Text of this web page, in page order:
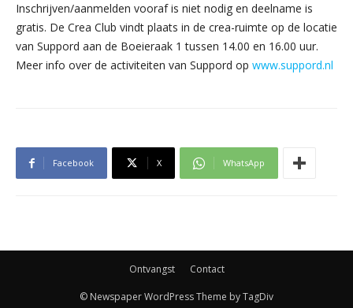
Inschrijven/aanmelden vooraf is niet nodig en deelname is
gratis. De Crea Club vindt plaats in de crea-ruimte op de locatie
van Suppord aan de Boeieraak 1 tussen 14.00 en 16.00 uur.
Meer info over de activiteiten van Suppord op www.suppord.nl
Facebook X WhatsApp
Ontvangst Contact
© Newspaper WordPress Theme by TagDiv